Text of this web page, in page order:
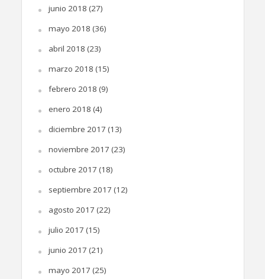
junio 2018 (27)
mayo 2018 (36)
abril 2018 (23)
marzo 2018 (15)
febrero 2018 (9)
enero 2018 (4)
diciembre 2017 (13)
noviembre 2017 (23)
octubre 2017 (18)
septiembre 2017 (12)
agosto 2017 (22)
julio 2017 (15)
junio 2017 (21)
mayo 2017 (25)